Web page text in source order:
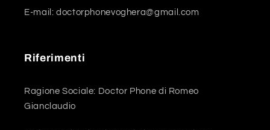
E-mail: doctorphonevoghera@gmail.com
Riferimenti
Ragione Sociale: Doctor Phone di Romeo
Gianclaudio